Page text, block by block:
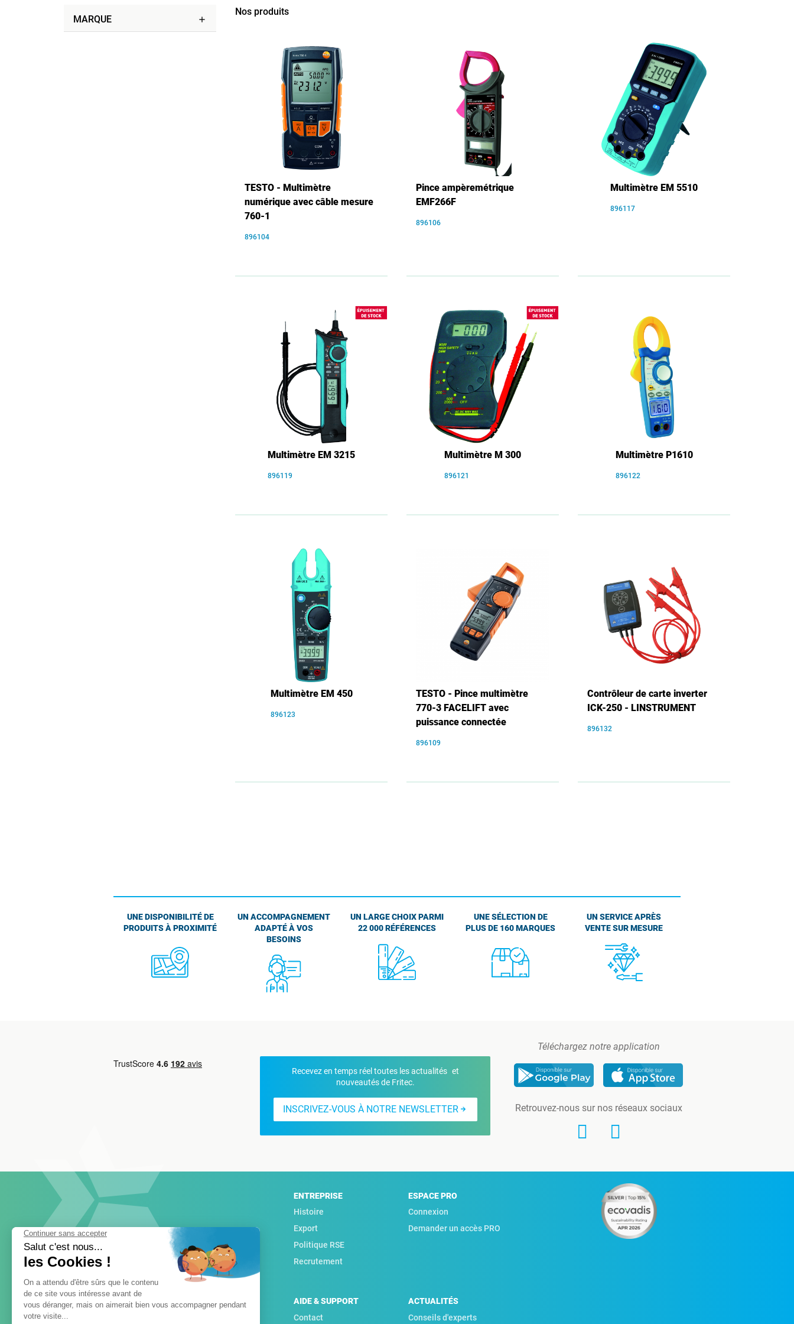
MARQUE add
Nos produits
TESTO - Multimètre
numérique avec câble mesure
760-1
896104
Pince ampèremétrique
EMF266F
896106
Multimètre EM 5510
896117
Multimètre EM 3215
896119
Multimètre M 300
896121
Multimètre P1610
896122
Multimètre EM 450
896123
TESTO - Pince multimètre
770-3 FACELIFT avec
puissance connectée
896109
Contrôleur de carte inverter
ICK-250 - LINSTRUMENT
896132
UNE DISPONIBILITÉ DE
PRODUITS À PROXIMITÉ
UN ACCOMPAGNEMENT
ADAPTÉ À VOS
BESOINS
UN LARGE CHOIX PARMI
22 000 RÉFÉRENCES
UNE SÉLECTION DE
PLUS DE 160 MARQUES
UN SERVICE APRÈS
VENTE SUR MESURE
Recevez en temps réel toutes les actualités et
nouveautés de Fritec.
INSCRIVEZ-VOUS À NOTRE NEWSLETTER
Téléchargez notre application
Retrouvez-nous sur nos réseaux sociaux
ENTREPRISE
Histoire
Export
Politique RSE
Recrutement
ESPACE PRO
Connexion
Demander un accès PRO
AIDE & SUPPORT
Contact
ACTUALITÉS
Conseils d'experts